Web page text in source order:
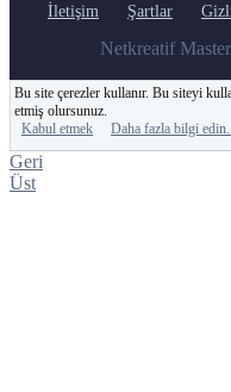
İletişim Şartlar
Netkreatif
Bu site çerezler kullanır. Bu siteyi
etmiş olursunuz.
Kabul etmek
Daha fazla bilgi
Geri
Üst